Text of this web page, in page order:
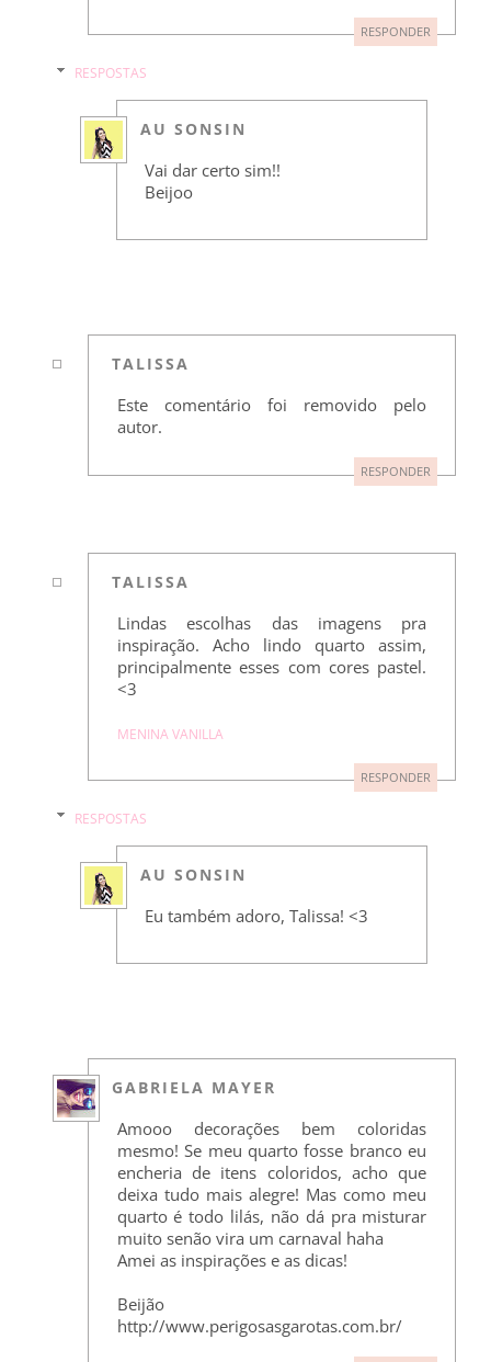
RESPONDER
RESPOSTAS
AU SONSIN
Vai dar certo sim!!
Beijoo
TALISSA
Este comentário foi removido pelo
autor.
RESPONDER
TALISSA
Lindas escolhas das imagens pra
inspiração. Acho lindo quarto assim,
principalmente esses com cores pastel.
<3
MENINA VANILLA
RESPONDER
RESPOSTAS
AU SONSIN
Eu também adoro, Talissa! <3
GABRIELA MAYER
Amooo decorações bem coloridas
mesmo! Se meu quarto fosse branco eu
encheria de itens coloridos, acho que
deixa tudo mais alegre! Mas como meu
quarto é todo lilás, não dá pra misturar
muito senão vira um carnaval haha
Amei as inspirações e as dicas!
Beijão
http://www.perigosasgarotas.com.br/